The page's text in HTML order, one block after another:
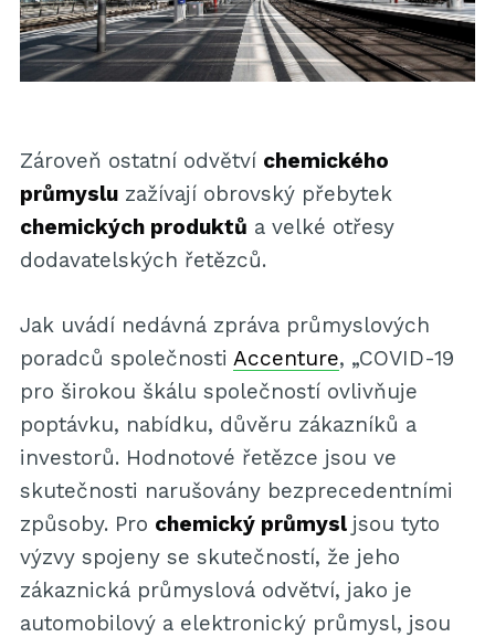
Zároveň ostatní odvětví chemického
průmysluzažívají obrovský přebytek
chemických produktů a velké otřesy
dodavatelských řetězců.
Jak uvádí nedávná zpráva průmyslových
poradců společnosti Accenture, „COVID-19
pro širokou škálu společností ovlivňuje
poptávku, nabídku, důvěru zákazníků a
investorů. Hodnotové řetězce jsou ve
skutečnosti narušovány bezprecedentními
způsoby. Pro chemický průmysl jsou tyto
výzvy spojeny se skutečností, že jeho
zákaznická průmyslová odvětví, jako je
automobilový a elektronický průmysl, jsou